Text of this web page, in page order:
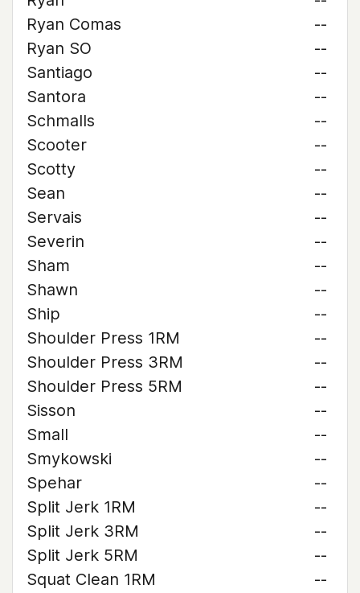
Ryan Comas
--
Ryan SO
--
Santiago
--
Santora
--
Schmalls
--
Scooter
--
Scotty
--
Sean
--
Servais
--
Severin
--
Sham
--
Shawn
--
Ship
--
Shoulder Press 1RM
--
Shoulder Press 3RM
--
Shoulder Press 5RM
--
Sisson
--
Small
--
Smykowski
--
Spehar
--
Split Jerk 1RM
--
Split Jerk 3RM
--
Split Jerk 5RM
--
Squat Clean 1RM
--